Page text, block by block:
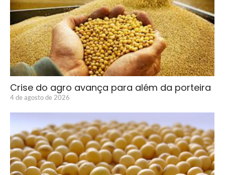
Crise do agro avança para além da porteira
4 de agosto de 2026